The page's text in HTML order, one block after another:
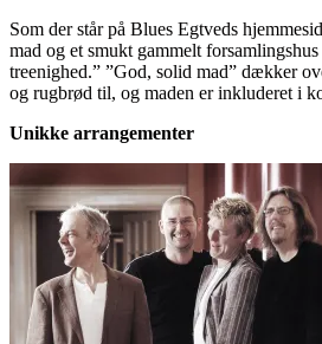
Som der står på Blues Egtveds
mad og et smukt gammelt
treenighed.” ”God, solid mad” dækker
og rugbrød til, og maden er inkluderet i
Unikke arrangementer